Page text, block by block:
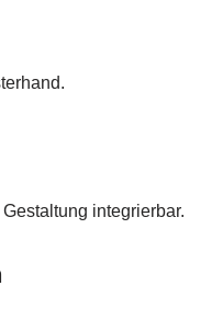
integrierbar.